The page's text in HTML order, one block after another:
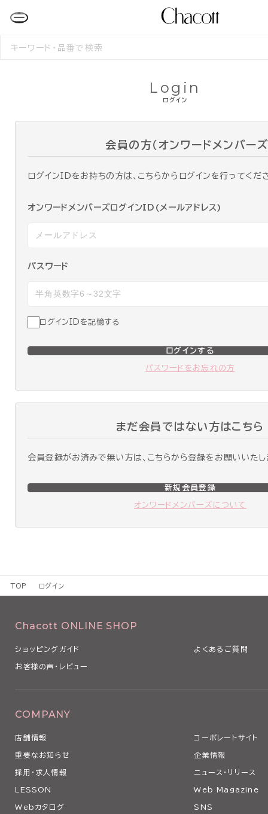
検
ログイン
Login
会員の方（オンワードメンバーズ
ログインIDをお持ちの方は、こちらからログインを行ってくだ
オンワードメンバーズログインID(メールアドレス)
パスワード
ログインIDを記憶する
ログインする
パスワードをお忘れの方
まだ会員ではない方はこちら
会員登録がお済みで無い方は、こちらから登録をお願いいたし
新規会員登録
オンワードメンバーズについて
TOP ログイン
Chacott ONLINE SHOP
ショッピングガイド よくあるご質問
お客様の声・レビュー
COMPANY
店舗情報 コーポレートサイト
重要なお知らせ 企業情報
採用・求人情報 ニュース・リリース
LESSON Web Magazine
Webカタログ SNS